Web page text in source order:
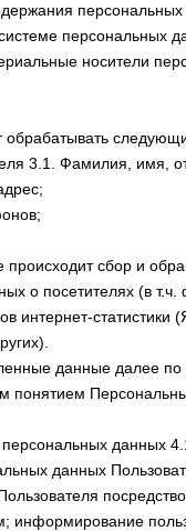
персональных
носители
3.1. Фамилия, имя,
происходит сбор и
о посетителях (в
интернет-статистики
данные далее по
понятием
данных
данных
информирование